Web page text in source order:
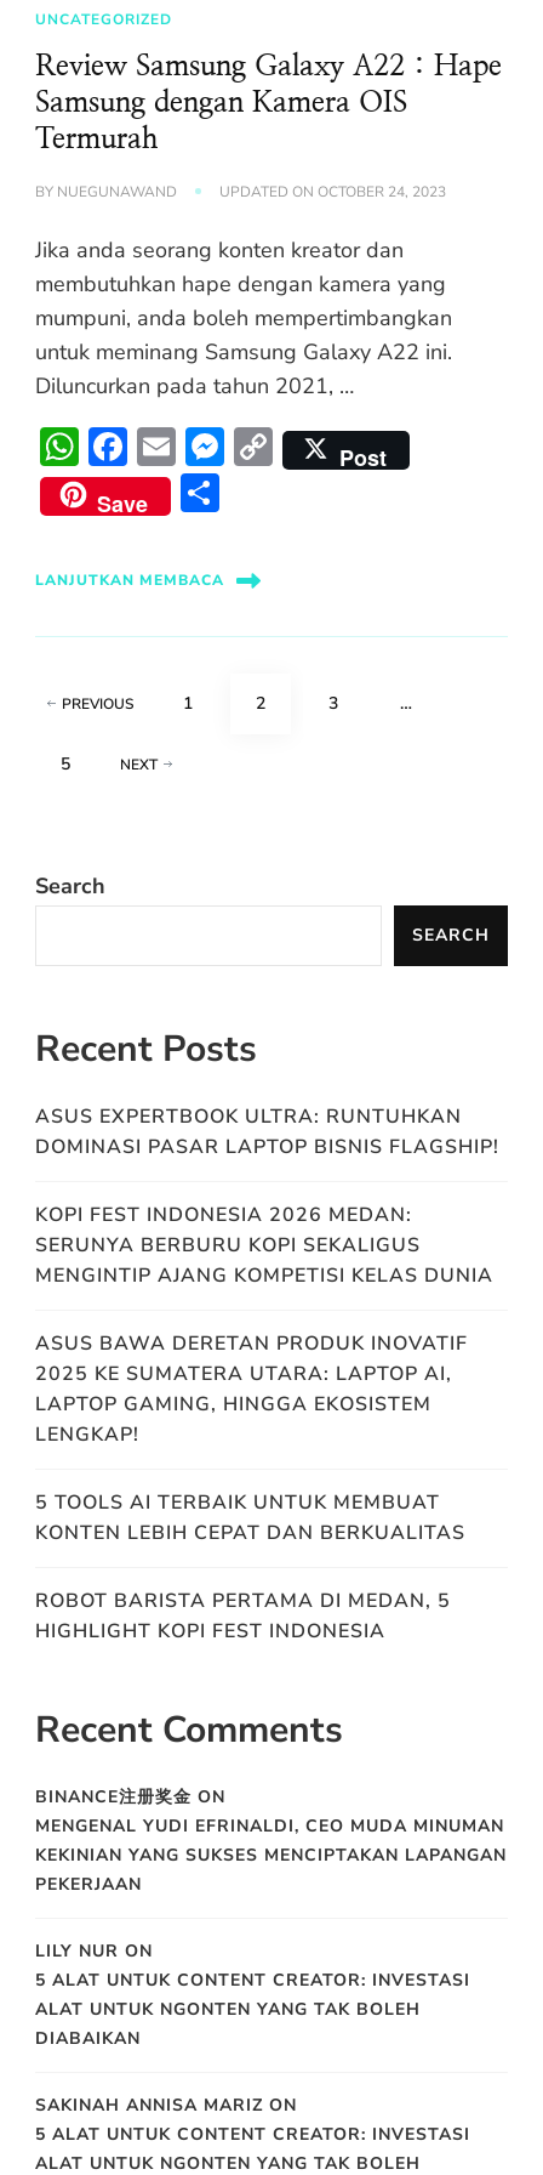
UNCATEGORIZED
Review Samsung Galaxy A22 : Hape
Samsung dengan Kamera OIS
Termurah
BY NUEGUNAWAND UPDATED ON OCTOBER 24, 2023
Jika anda seorang konten kreator dan
membutuhkan hape dengan kamera yang
mumpuni, anda boleh mempertimbangkan
untuk meminang Samsung Galaxy A22 ini.
Diluncurkan pada tahun 2021, …
WhatsApp
Facebook
EmailMessenger
Copy
Link
Post
Save
LANJUTKAN MEMBACA
Posts
PREVIOUS PAGE
1 PAGE
2 PAGE
3 …
PAGE
5 NEXT
Search
SEARCH
Recent Posts
ASUS EXPERTBOOK ULTRA: RUNTUHKAN
DOMINASI PASAR LAPTOP BISNIS FLAGSHIP!
KOPI FEST INDONESIA 2026 MEDAN:
SERUNYA BERBURU KOPI SEKALIGUS
MENGINTIP AJANG KOMPETISI KELAS DUNIA
ASUS BAWA DERETAN PRODUK INOVATIF
2025 KE SUMATERA UTARA: LAPTOP AI,
LAPTOP GAMING, HINGGA EKOSISTEM
LENGKAP!
5 TOOLS AI TERBAIK UNTUK MEMBUAT
KONTEN LEBIH CEPAT DAN BERKUALITAS
ROBOT BARISTA PERTAMA DI MEDAN, 5
HIGHLIGHT KOPI FEST INDONESIA
Recent Comments
BINANCE注册奖金 ON
MENGENAL YUDI EFRINALDI, CEO MUDA MINUMAN
KEKINIAN YANG SUKSES MENCIPTAKAN LAPANGAN
PEKERJAAN
LILY NUR ON
5 ALAT UNTUK CONTENT CREATOR: INVESTASI
ALAT UNTUK NGONTEN YANG TAK BOLEH
DIABAIKAN
SAKINAH ANNISA MARIZ ON
5 ALAT UNTUK CONTENT CREATOR: INVESTASI
ALAT UNTUK NGONTEN YANG TAK BOLEH